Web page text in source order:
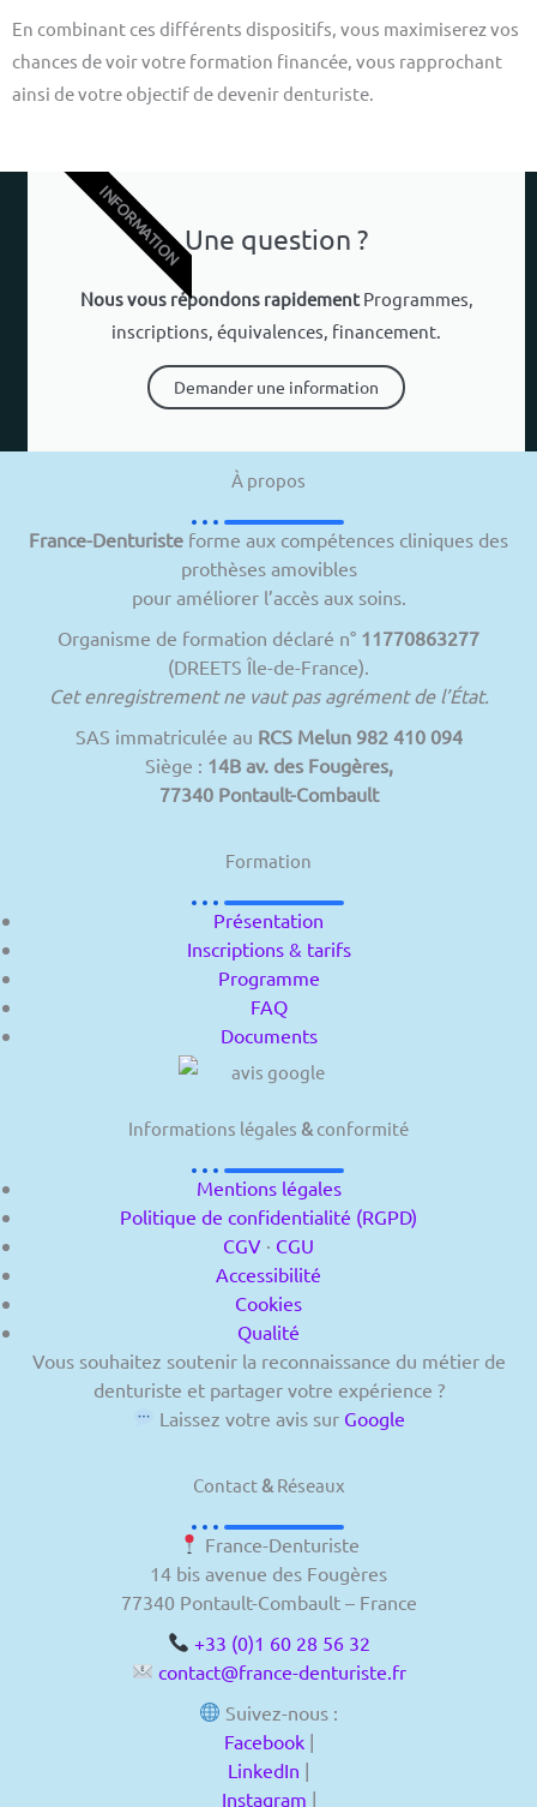
En combinant ces différents dispositifs, vous maximiserez vos
chances de voir votre formation financée, vous rapprochant
ainsi de votre objectif de devenir denturiste.
Une question ?
Nous vous répondons rapidementProgrammes,
inscriptions, équivalences, financement.
Demander une information
INFORMATION
À propos
France-Denturiste forme aux compétences cliniques des
prothèses amovibles
pour améliorer l’accès aux soins.
Organisme de formation déclaré n° 11770863277
(DREETS Île-de-France).
Cet enregistrement ne vaut pas agrément de l’État.
SAS immatriculée au RCS Melun 982 410 094
Siège : 14B av. des Fougères,
77340 Pontault-Combault
Formation
Présentation
Inscriptions & tarifs
Programme
FAQ
Documents
Informations légales & conformité
Mentions légales
Politique de confidentialité (RGPD)
CGV · CGU
Accessibilité
Cookies
Qualité
Vous souhaitez soutenir la reconnaissance du métier de
denturiste et partager votre expérience ?
Laissez votre avis sur Google
Contact&Réseaux
France-Denturiste
14 bis avenue des Fougères
77340 Pontault-Combault – France
+33 (0)1 60 28 56 32
contact@france-denturiste.fr
Suivez-nous :
Facebook|
LinkedIn |
Instagram |